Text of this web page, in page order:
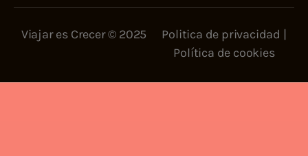
Viajar es Crecer © 2025 Politica de privacidad |
Política de cookies